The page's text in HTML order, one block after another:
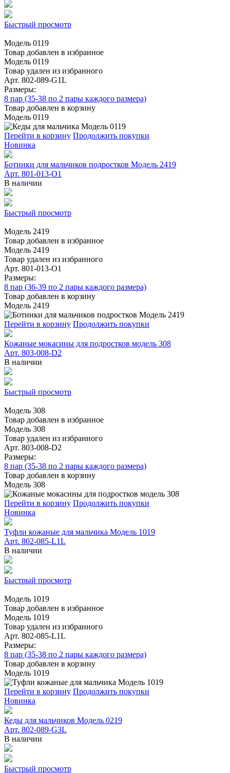
Быстрый просмотр
Модель 0119
Товар добавлен в избранное
Модель 0119
Товар удален из избранного
Арт. 802-089-G1L
Размеры:
8 пар (35-38 по 2 пары каждого размера)
Товар добавлен в корзину
Модель 0119
Перейти в корзину Продолжить покупки
Новинка
Ботинки для мальчиков подростков Модель 2419
Арт. 801-013-O1
В наличии
Быстрый просмотр
Модель 2419
Товар добавлен в избранное
Модель 2419
Товар удален из избранного
Арт. 801-013-O1
Размеры:
8 пар (36-39 по 2 пары каждого размера)
Товар добавлен в корзину
Модель 2419
Перейти в корзину Продолжить покупки
Кожаные мокасины для подростков модель 308
Арт. 803-008-D2
В наличии
Быстрый просмотр
Модель 308
Товар добавлен в избранное
Модель 308
Товар удален из избранного
Арт. 803-008-D2
Размеры:
8 пар (35-38 по 2 пары каждого размера)
Товар добавлен в корзину
Модель 308
Перейти в корзину Продолжить покупки
Новинка
Туфли кожаные для мальчика Модель 1019
Арт. 802-085-L1L
В наличии
Быстрый просмотр
Модель 1019
Товар добавлен в избранное
Модель 1019
Товар удален из избранного
Арт. 802-085-L1L
Размеры:
8 пар (35-38 по 2 пары каждого размера)
Товар добавлен в корзину
Модель 1019
Перейти в корзину Продолжить покупки
Новинка
Кеды для мальчиков Модель 0219
Арт. 802-089-G3L
В наличии
Быстрый просмотр